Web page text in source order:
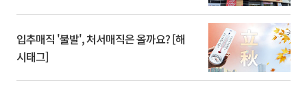
입추매직 '불발', 처서매직은 올까요? [해
시태그]